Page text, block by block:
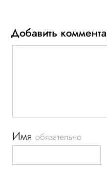
Добавить
Имяобязательно